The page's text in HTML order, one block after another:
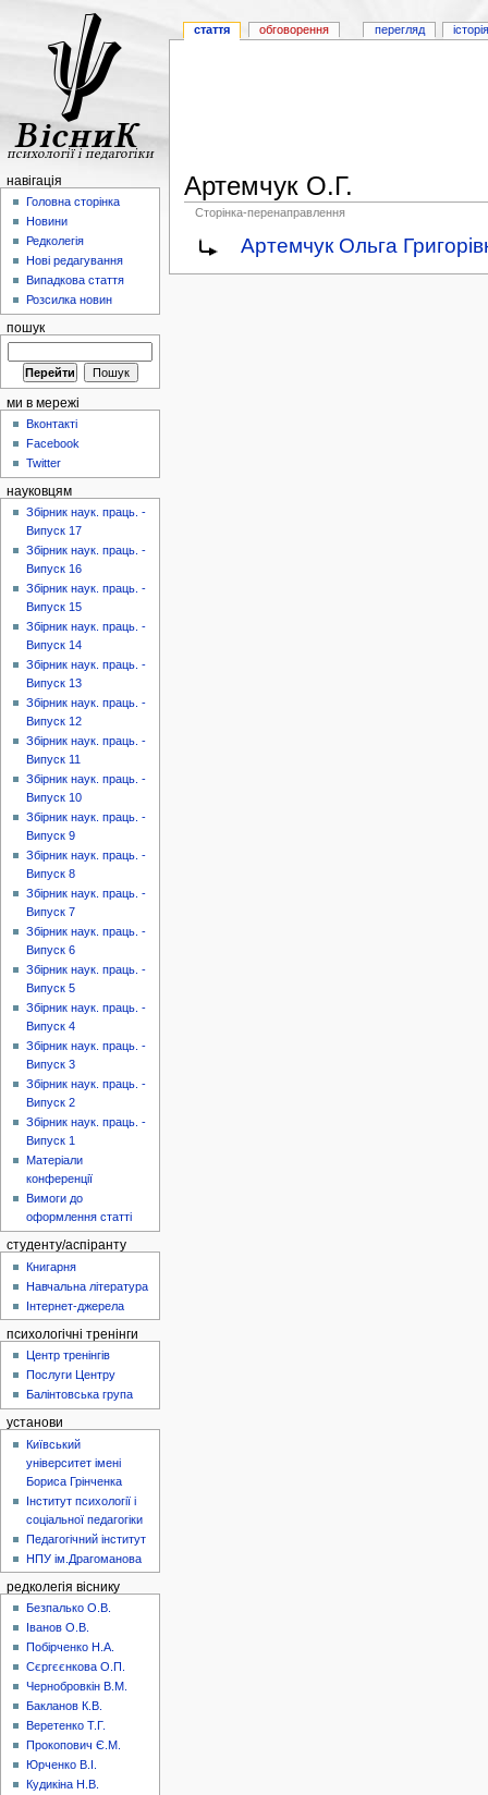
Артемчук О.Г.
Сторінка-перенаправлення
Артемчук Ольга
стаття обговорення перегляд
навігація
Головна сторінка
Новини
Редколегія
Нові редагування
Випадкова стаття
Розсилка новин
пошук
ми в мережі
Вконтакті
Facebook
Twitter
науковцям
Збірник наук. праць. -
Випуск 17
Збірник наук. праць. -
Випуск 16
Збірник наук. праць. -
Випуск 15
Збірник наук. праць. -
Випуск 14
Збірник наук. праць. -
Випуск 13
Збірник наук. праць. -
Випуск 12
Збірник наук. праць. -
Випуск 11
Збірник наук. праць. -
Випуск 10
Збірник наук. праць. -
Випуск 9
Збірник наук. праць. -
Випуск 8
Збірник наук. праць. -
Випуск 7
Збірник наук. праць. -
Випуск 6
Збірник наук. праць. -
Випуск 5
Збірник наук. праць. -
Випуск 4
Збірник наук. праць. -
Випуск 3
Збірник наук. праць. -
Випуск 2
Збірник наук. праць. -
Випуск 1
Матеріали
конференції
Вимоги до
оформлення статті
студенту/аспіранту
Книгарня
Навчальна література
Інтернет-джерела
психологічні тренінги
Центр тренінгів
Послуги Центру
Балінтовська група
установи
Київський
університет імені
Бориса Грінченка
Інститут психології і
соціальної педагогіки
Педагогічний інститут
НПУ ім.Драгоманова
редколегія віснику
Безпалько О.В.
Іванов О.В.
Побірченко Н.А.
Сєргєєнкова О.П.
Чернобровкін В.М.
Бакланов К.В.
Веретенко Т.Г.
Прокопович Є.М.
Юрченко В.І.
Кудикіна Н.В.